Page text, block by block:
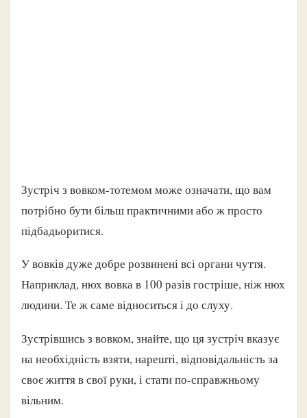
Зустріч з вовком-тотемом може означати, що вам
потрібно бути більш практичними або ж просто
підбадьоритися.
У вовків дуже добре розвинені всі органи чуття.
Наприклад, нюх вовка в 100 разів гостріше, ніж нюх
людини. Те ж саме відноситься і до слуху.
Зустрівшись з вовком, знайте, що ця зустріч вказує
на необхідність взяти, нарешті, відповідальність за
своє життя в свої руки, і стати по-справжньому
вільним.